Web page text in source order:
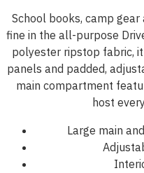
School books, camp
fine in the all-purpose
polyester ripstop fabric,
panels and padded,
main compartment
host
Large main